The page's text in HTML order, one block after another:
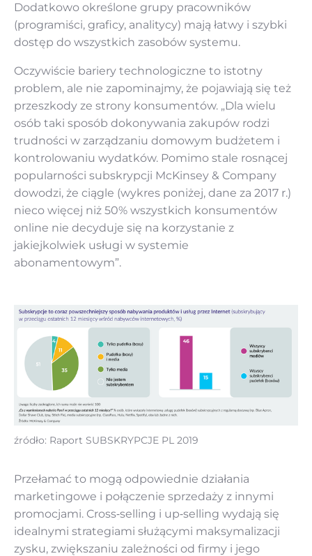
Dodatkowo określone grupy pracowników
(programiści, graficy, analitycy) mają łatwy i szybki
dostęp do wszystkich zasobów systemu.
Oczywiście bariery technologiczne to istotny
problem, ale nie zapominajmy, że pojawiają się też
przeszkody ze strony konsumentów. „Dla wielu
osób taki sposób dokonywania zakupów rodzi
trudności w zarządzaniu domowym budżetem i
kontrolowaniu wydatków. Pomimo stale rosnącej
popularności subskrypcji McKinsey & Company
dowodzi, że ciągle (wykres poniżej, dane za 2017 r.)
nieco więcej niż 50% wszystkich konsumentów
online nie decyduje się na korzystanie z
jakiejkolwiek usługi w systemie
abonamentowym”.
źródło: Raport SUBSKRYPCJE PL 2019
Przełamać to mogą odpowiednie działania
marketingowe i połączenie sprzedaży z innymi
promocjami. Cross‑selling i up‑selling wydają się
idealnymi strategiami służącymi maksymalizacji
zysku, zwiększaniu zależności od firmy i jego